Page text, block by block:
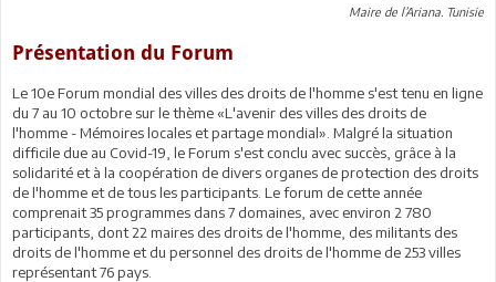
Maire de l’Ariana. Tunisie
Présentation du Forum
Le 10e Forum mondial des villes des droits de l'homme s'est tenu en ligne
du 7 au 10 octobre sur le thème «L'avenir des villes des droits de
l'homme - Mémoires locales et partage mondial». Malgré la situation
difficile due au Covid-19, le Forum s'est conclu avec succès, grâce à la
solidarité et à la coopération de divers organes de protection des droits
de l'homme et de tous les participants. Le forum de cette année
comprenait 35 programmes dans 7 domaines, avec environ 2 780
participants, dont 22 maires des droits de l'homme, des militants des
droits de l'homme et du personnel des droits de l'homme de 253 villes
représentant 76 pays.